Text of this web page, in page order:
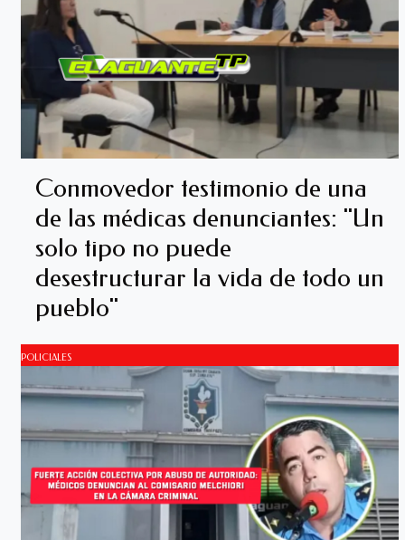
Conmovedor testimonio de una
de las médicas denunciantes: "Un
solo tipo no puede
desestructurar la vida de todo un
pueblo"
POLICIALES